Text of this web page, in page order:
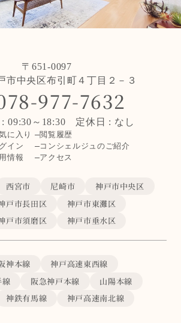
〒651-0097
市中央区布引町４丁目２－３
977-7632
: 09:30～18:30 定休日 : なし
に入り
閲覧履歴
イン
コンシェルジュのご紹介
情報
アクセス
西宮市 尼崎市
神戸市中央区
戸市長田区
神戸市東灘区
戸市須磨区 神戸市垂水区
神本線
神戸高速東西線
線
阪急神戸本線
山陽本線
神鉄有馬線
神戸高速南北線